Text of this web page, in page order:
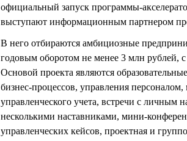
официальный запуск программы-
выступают информационным партнером
В него отбираются амбициозные
годовым оборотом не менее 3 млн рублей,
Основой проекта являются
бизнес-процессов, управления
управленческого учета, встречи с личным
несколькими наставниками, мини-
управленческих кейсов, проектная и